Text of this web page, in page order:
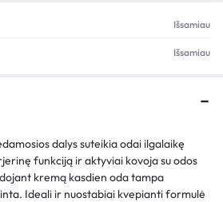
Išsamiau
Išsamiau
dalys suteikia odai ilgalaikę
funkciją ir aktyviai kovoja su odos
kremą kasdien oda tampa
Ideali ir nuostabiai kvepianti formulė